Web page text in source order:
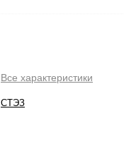
Все характеристики
СТЭЗ